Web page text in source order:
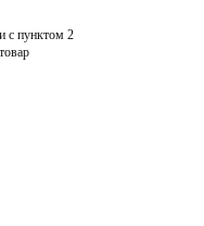
с пунктом 2